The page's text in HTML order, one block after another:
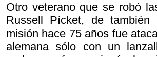
Otro veterano que se robó
Russell Pícket, de
misión hace 75 años fue
alemana sólo con un